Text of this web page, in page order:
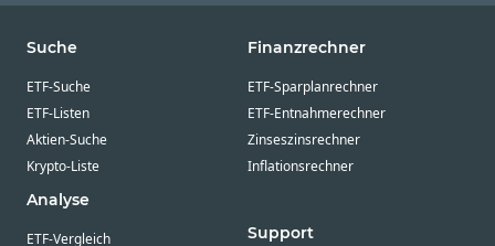
Suche
ETF-Suche
ETF-Listen
Aktien-Suche
Krypto-Liste
Analyse
ETF-Vergleich
Finanzrechner
ETF-Sparplanrechner
ETF-Entnahmerechner
Zinseszinsrechner
Inflationsrechner
Support